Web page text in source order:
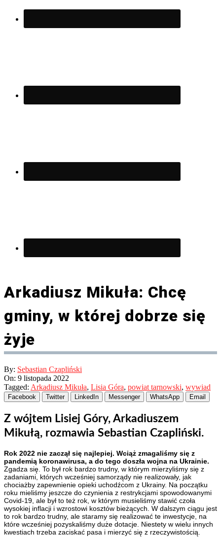
Arkadiusz Mikuła: Chcę
gminy, w której dobrze się
żyje
By: Sebastian Czapliński
On: 9 listopada 2022
Tagged: Arkadiusz Mikuła, Lisia Góra, powiat tarnowski, wywiad
Facebook Twitter LinkedIn Messenger WhatsApp Email
Z wójtem Lisiej Góry, Arkadiuszem
Mikułą, rozmawia Sebastian Czapliński.
Rok 2022 nie zaczął się najlepiej. Wciąż zmagaliśmy się z
pandemią koronawirusa, a do tego doszła wojna na Ukrainie.
Zgadza się. To był rok bardzo trudny, w którym mierzyliśmy się z
zadaniami, których wcześniej samorządy nie realizowały, jak
chociażby zapewnienie opieki uchodźcom z Ukrainy. Na początku
roku mieliśmy jeszcze do czynienia z restrykcjami spowodowanymi
Covid-19, ale był to też rok, w którym musieliśmy stawić czoła
wysokiej inflacji i wzrostowi kosztów bieżących. W dalszym ciągu jest
to rok bardzo trudny, ale staramy się realizować te inwestycje, na
które wcześniej pozyskaliśmy duże dotacje. Niestety w wielu innych
kwestiach trzeba zaciskać pasa i mierzyć się z rzeczywistością.